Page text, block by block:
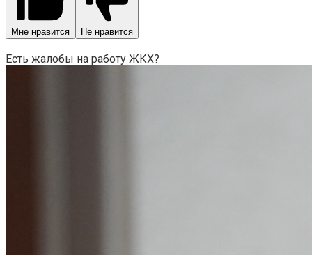
Мне нравится Не нравится
Есть жалобы на работу ЖКХ?